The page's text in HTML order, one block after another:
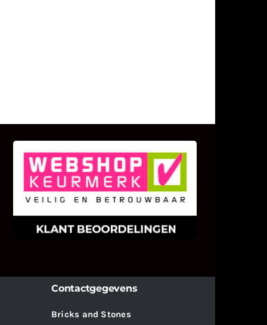
KLANT BEOORDELINGEN
We zijn er zeer op gesteld om te
weten wat u als klant van ons en
onze diensten vindt.
Contactgegevens
Bricks and Stones